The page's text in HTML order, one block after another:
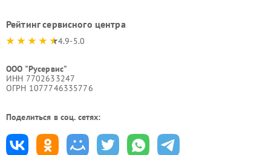
Рейтинг сервисного центра
4.9-5.0
ООО "Русервис"
ИНН 7702633247
ОГРН 1077746335776
Поделиться в соц. сетях: